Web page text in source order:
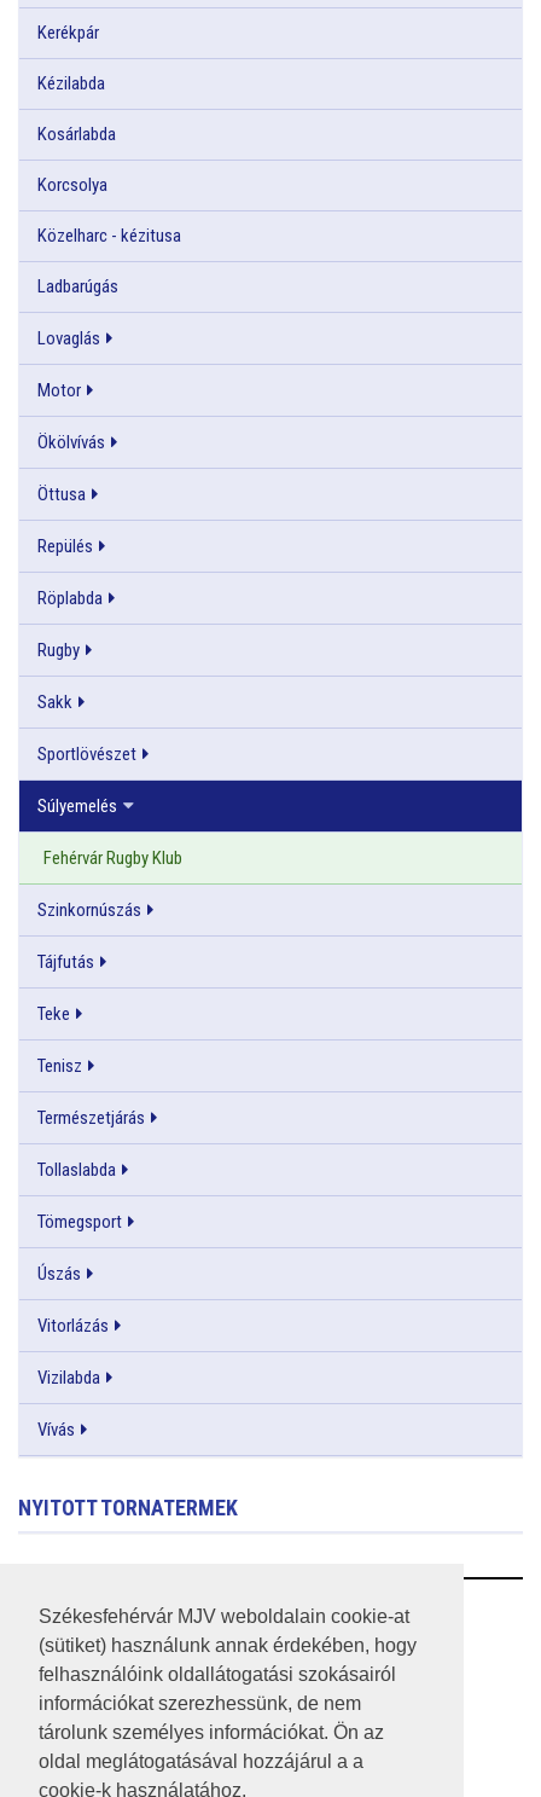
Székesfehérvár MJV weboldalain cookie-at
(sütiket) használunk annak érdekében, hogy
felhasználóink oldallátogatási szokásairól
információkat szerezhessünk, de nem
tárolunk személyes információkat. Ön az
oldal meglátogatásával hozzájárul a a
cookie-k használatához.
Kerékpár
Kézilabda
Kosárlabda
Korcsolya
Közelharc - kézitusa
Ladbarúgás
Lovaglás
Motor
Ökölvívás
Öttusa
Repülés
Röplabda
Rugby
Sakk
Sportlövészet
Súlyemelés
Fehérvár Rugby Klub
Szinkornúszás
Tájfutás
Teke
Tenisz
Természetjárás
Tollaslabda
Tömegsport
Úszás
Vitorlázás
Vizilabda
Vívás
NYITOTT TORNATERMEK
RSS
A HONLAP 2017.03.31-I ÁLLAPOTA
JOGI NYILATKOZAT
IMPRESSZUM